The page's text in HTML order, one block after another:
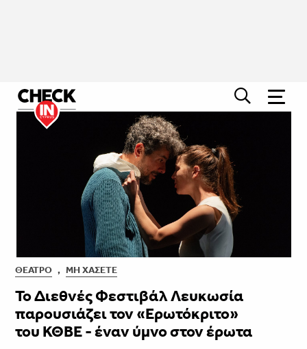
ΘΈΑΤΡΟ , ΜΗ ΧΆΣΕΤΕ
Το Διεθνές Φεστιβάλ Λευκωσία
παρουσιάζει τον «Ερωτόκριτο»
του ΚΘΒΕ - έναν ύμνο στον έρωτα